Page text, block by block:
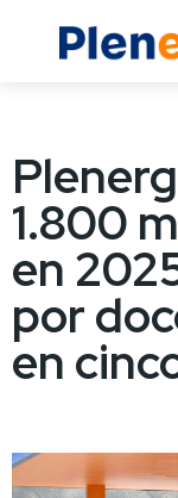
1.800
en
por
en